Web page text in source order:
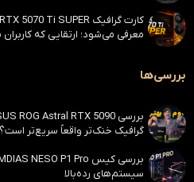
معرفی می‌شود؛ ارتقایی که
بررسی‌ها
گرافیک خنک‌تر واقعاً سریع‌تر است؟
سیستم‌های رده‌بالا